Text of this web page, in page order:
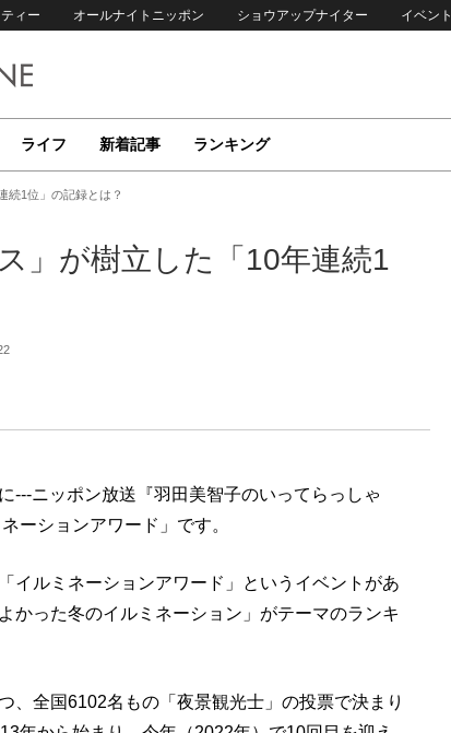
ィー オールナイトニッポン ショウアップナイター イベント
ライフ 新着記事 ランキング
続1位」の記録とは？
」が樹立した「10年連続1
---ニッポン放送『羽田美智子のいってらっしゃ
ーションアワード」です。
イルミネーションアワード」というイベントがあ
かった冬のイルミネーション」がテーマのランキ
、全国6102名もの「夜景観光士」の投票で決まり